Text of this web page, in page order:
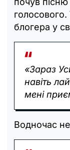
голосового.
блогера у
«Зараз
навіть
мені
Водночас